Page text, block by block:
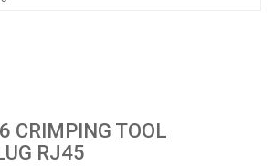
CRIMPING TOOL
RJ45